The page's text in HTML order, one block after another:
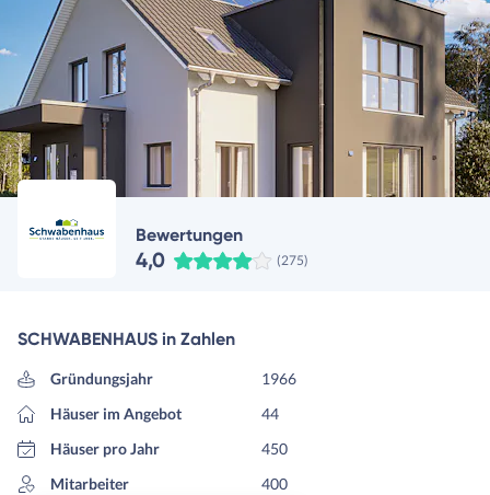
Bewertungen
4,0 (275)
SCHWABENHAUS in Zahlen
Gründungsjahr
1966
Häuser im Angebot
44
Häuser pro Jahr
450
Mitarbeiter
400